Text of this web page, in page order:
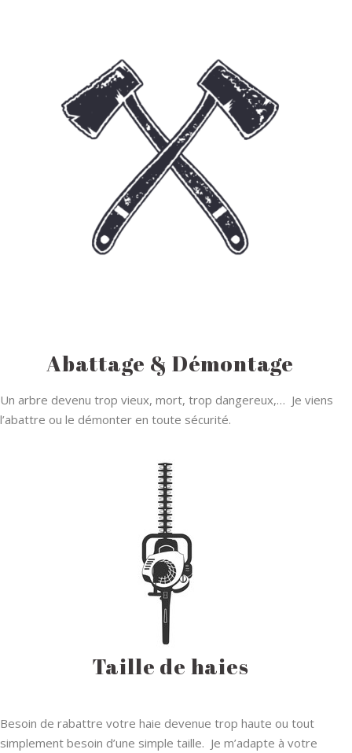
Abattage & Démontage
Un arbre devenu trop vieux, mort, trop dangereux,… Je viens
l’abattre ou le démonter en toute sécurité.
Taille de haies
Besoin de rabattre votre haie devenue trop haute ou tout
simplement besoin d’une simple taille. Je m’adapte à votre